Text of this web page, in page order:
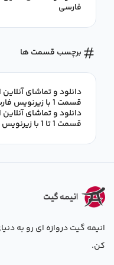
فارسی
برچسب قسمت ها
قسمت 1 با زیرنویس فارسی
قسمت 1 تا 1 با زیرنویس فارسی
انیمه گیت دروازه ای رو به
کن.